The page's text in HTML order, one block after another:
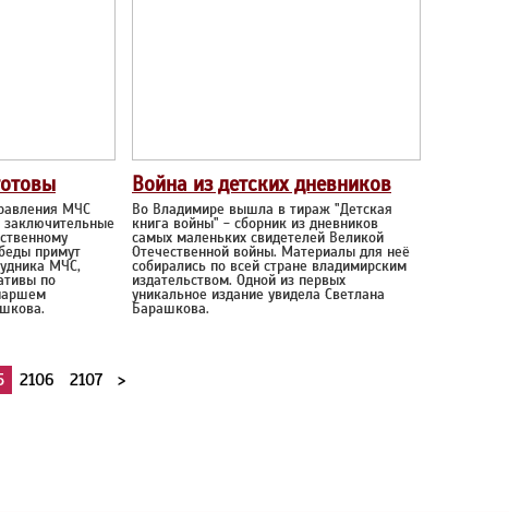
МЧС
заключительные
примут
МЧС,
по
Война из детских дневников
Во Владимире вышла в тираж "Детская
книга войны" - сборник из дневников
самых маленьких свидетелей Великой
Отечественной войны. Материалы для неё
собирались по всей стране владимирским
издательством. Одной из первых
уникальное издание увидела Светлана
Барашкова.
2106 2107 >